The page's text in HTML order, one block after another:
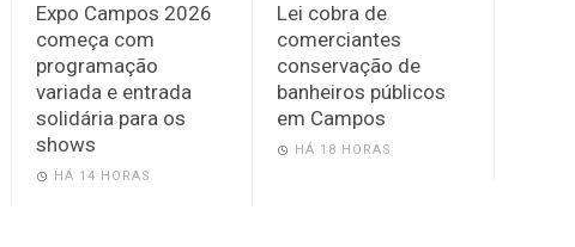
Expo Campos 2026
começa com
programação
variada e entrada
solidária para os
shows
HÁ 14 HORAS
Lei cobra de
comerciantes
conservação de
banheiros públicos
em Campos
HÁ 18 HORAS